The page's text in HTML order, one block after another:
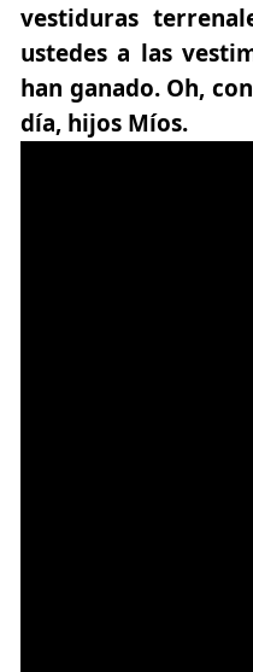
vestiduras
ustedes a las
han ganado. Oh,
día, hijos Míos.